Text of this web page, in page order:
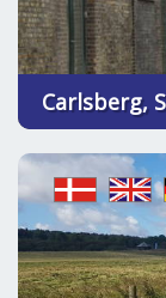
Carlsberg,